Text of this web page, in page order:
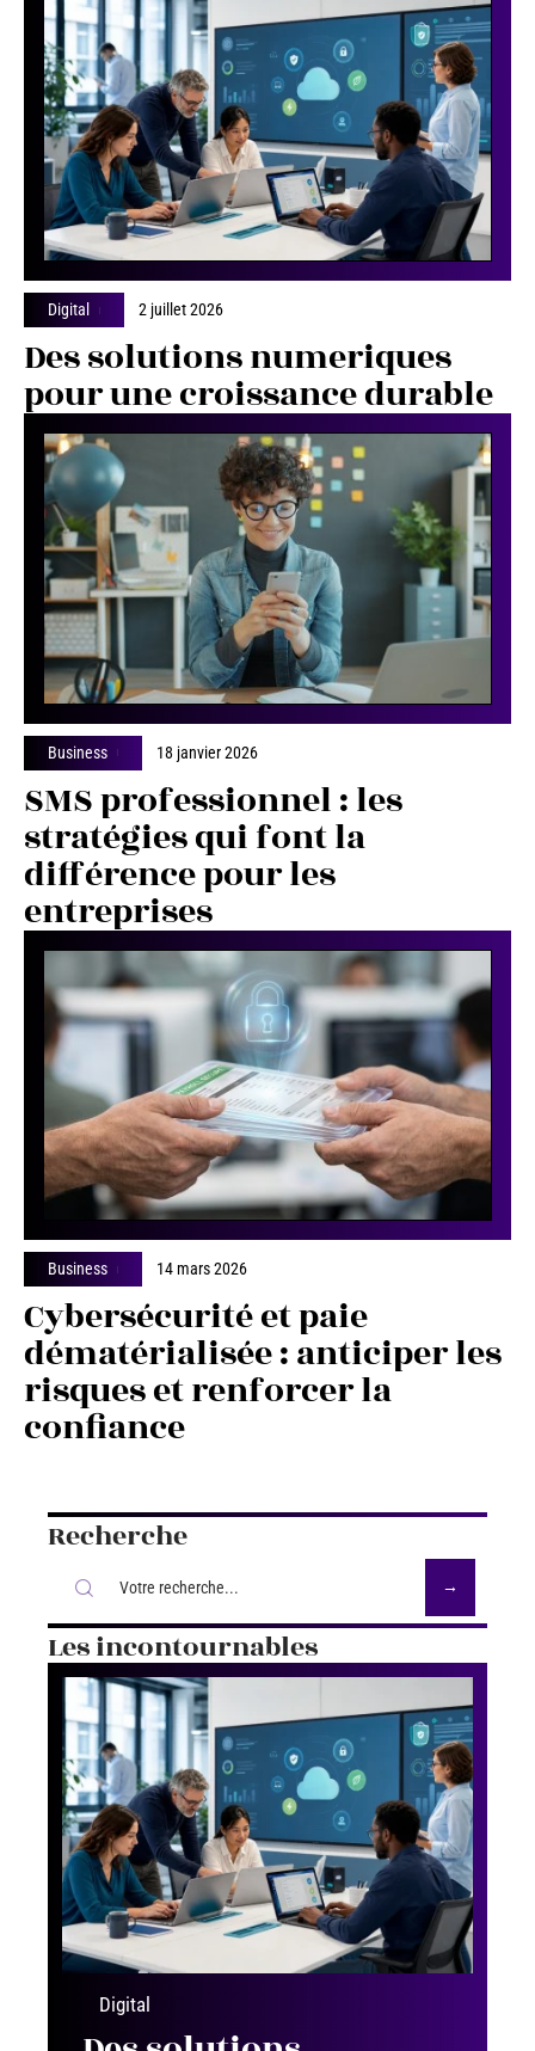
Digital 2 juillet 2026
Des solutions numeriques
pour une croissance durable
Business 18 janvier 2026
SMS professionnel : les
stratégies qui font la
différence pour les
entreprises
Business 14 mars 2026
Cybersécurité et paie
dématérialisée : anticiper les
risques et renforcer la
confiance
Recherche
Les incontournables
Digital